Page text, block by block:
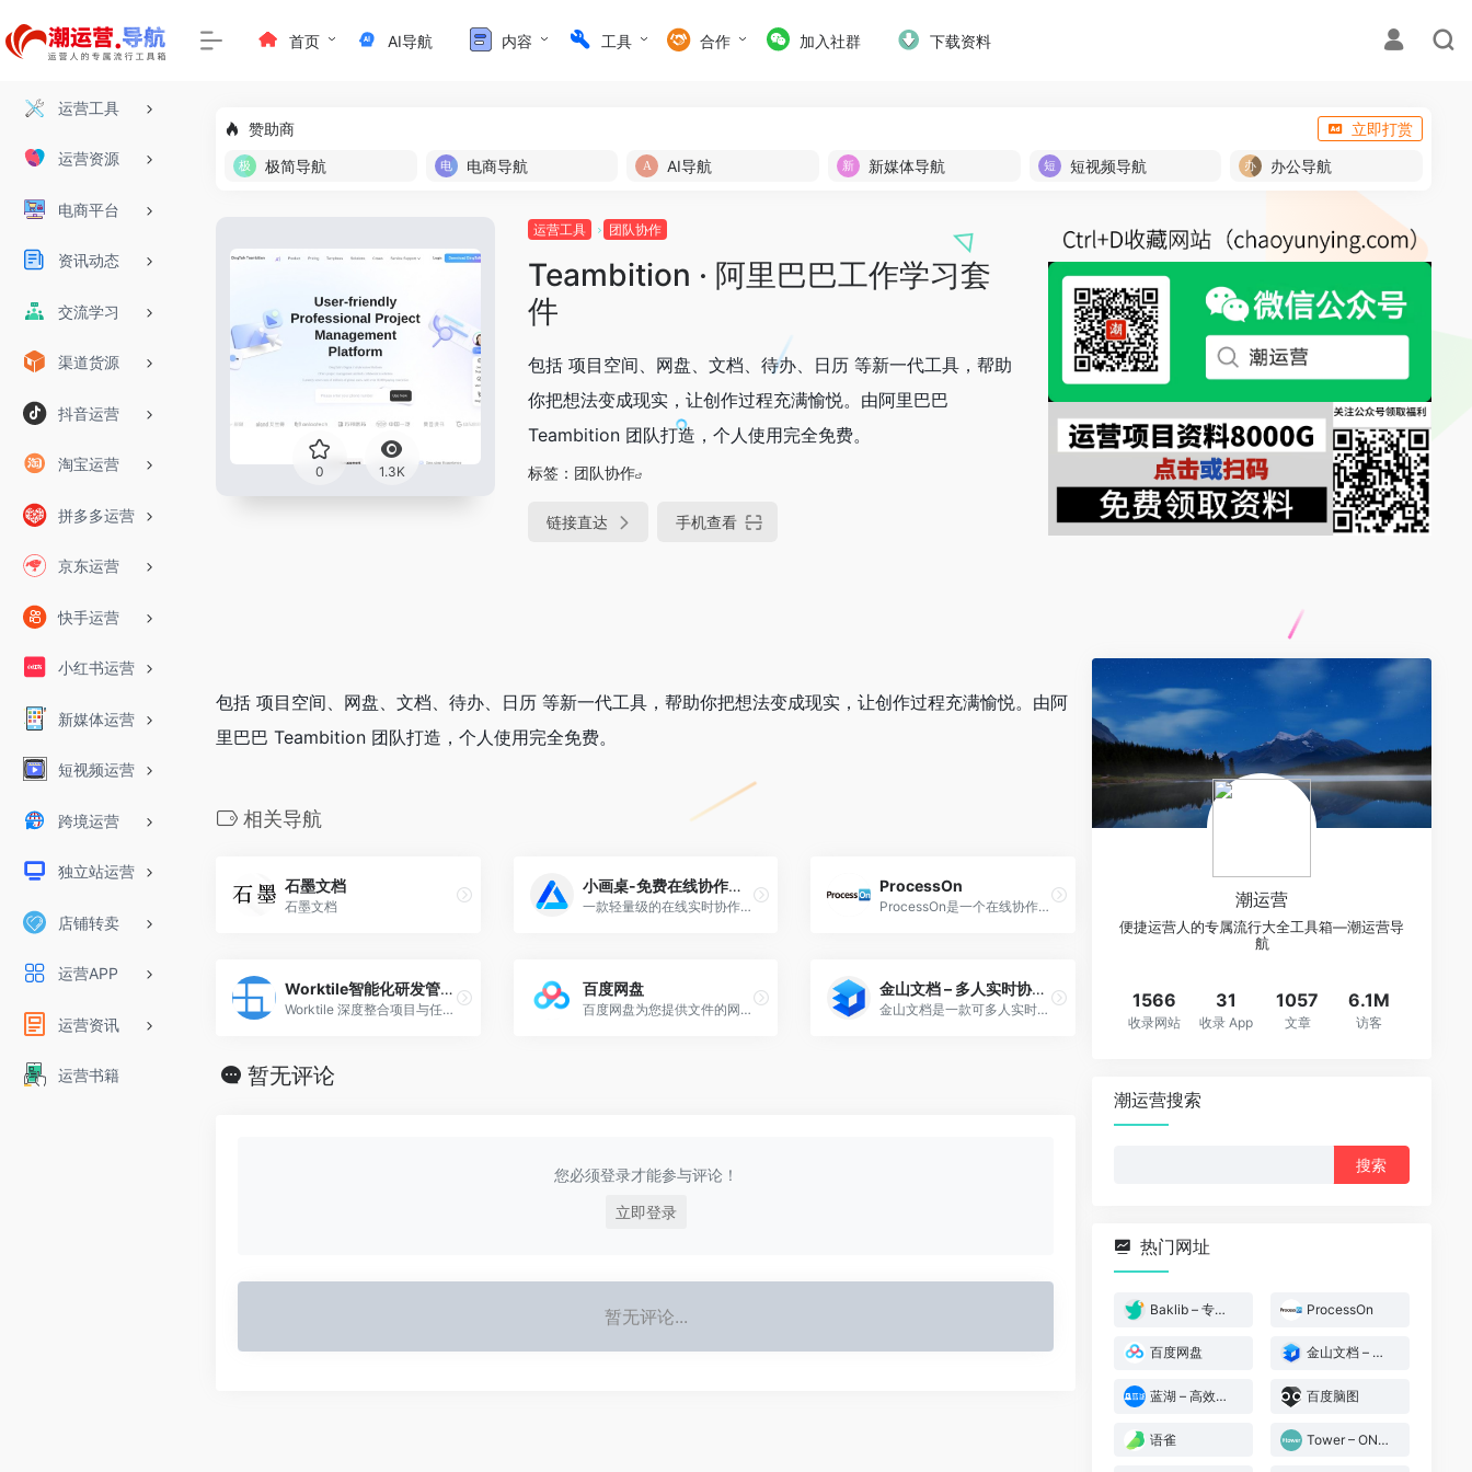
运营工具
运营资源
电商平台
资讯动态
交流学习
渠道货源
抖音运营
淘宝运营
拼多多运营
京东运营
快手运营
小红书运营
新媒体运营
短视频运营
跨境运营
独立站运营
店铺转卖
运营APP
运营资讯
运营书籍
首页 AI导航 内容 工具 合作 加入社群 下载资料
赞助商
立即打赏
极简导航
电商导航 AI导航 新媒体导航 短视频导航 办公导航
0 1.3K
运营工具 团队协作
Teambition · 阿里巴巴工作学习套
件
包括 项目空间、网盘、文档、待办、日历 等新一代工具，帮助
你把想法变成现实，让创作过程充满愉悦。由阿里巴巴
Teambition 团队打造，个人使用完全免费。
标签： 团队协作
链接直达 手机查看
包括 项目空间、网盘、文档、待办、日历 等新一代工具，帮助你把想法变成现实，让创作过程充满愉悦。由阿
里巴巴 Teambition 团队打造，个人使用完全免费。
相关导航
石墨文档
石墨文档
小画桌-免费在线协作白板
一款轻量级的在线实时协作白板，内置音频加密传输，适用于团队远程会议、头脑风暴、在线授课、UI需求评审等场景，致力提升团队效率。
ProcessOn
ProcessOn是一个在线协作绘图平台，为用户提供最强大、易用的作图工具！支持在线创作流程图、思维导图、组织结构图、网络拓扑图、BPMN、UML图、UI界面原型设计、iOS界面原型设计等……
Worktile智能化研发管理工具
Worktile 深度整合项目与任务管理、OKR、网盘、在线沟通等应用，支持丰富的自定义功能，满足各行业各场景的个性化工作需求，助力企业提高管理效能。
百度网盘
百度网盘为您提供文件的网络备份、同步和分享服务。空间大、速度快、安全稳固，支持教育网加速，支持手机端。现在注册即有机会享受15G的免费存储空间
金山文档 – 多人实时协作的在线Office
金山文档是一款可多人实时协作编辑的文档创作工具。修改后自动保存，无需转换格式，告别反复传文件。支持设置不同成员查看或编辑权限。数据安全隔离、实时同步，与他人共享工作资料，轻松完成文档协作任务。
暂无评论
您必须登录才能参与评论！
立即登录
暂无评论...
潮运营
便捷运营人的专属流行大全工具箱—潮运营导
航
1566
收录网站
31
收录 App
1057
文章
6.1M
访客
潮运营搜索
热门网址
Baklib – 专业的知识库及帮助文档制作软件 ProcessOn
百度网盘 金山文档 – 多人实时协作的在线Office
蓝湖 – 高效的产品设计协作平台 百度脑图
语雀 Tower – ONES旗下团队协作工具